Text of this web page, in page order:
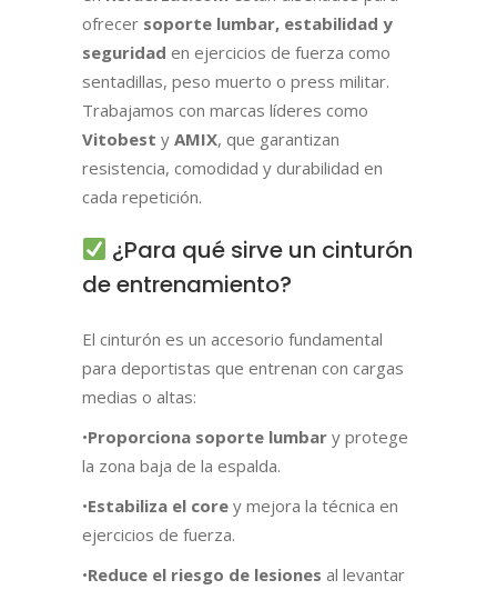
ofrecer soporte lumbar, estabilidad y
seguridad en ejercicios de fuerza como
sentadillas, peso muerto o press militar.
Trabajamos con marcas líderes como
Vitobest y AMIX, que garantizan
resistencia, comodidad y durabilidad en
cada repetición.
¿Para qué sirve un cinturón
de entrenamiento?
El cinturón es un accesorio fundamental
para deportistas que entrenan con cargas
medias o altas:
•Proporciona soporte lumbar y protege
la zona baja de la espalda.
•Estabiliza el core y mejora la técnica en
ejercicios de fuerza.
•Reduce el riesgo de lesiones al levantar